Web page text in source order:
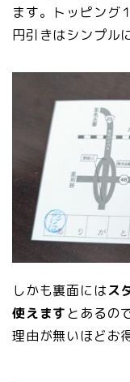
ます。トッピング
円引きはシンプル
しかも裏面にはス
使えますとあるの
理由が無いほどお